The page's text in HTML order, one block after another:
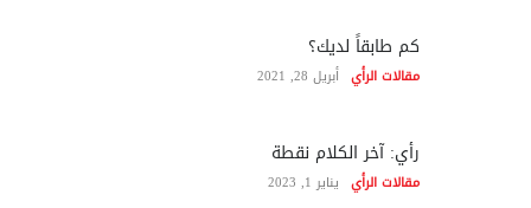
كم طابقاً لديك؟
مقالات الرأي أبريل 28, 2021
رأي: آخر الكلام نقطة
مقالات الرأي يناير 1, 2023